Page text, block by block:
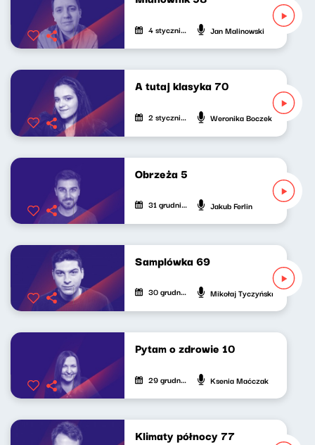
4 stycznia 2025 Jan Malinowski
A tutaj klasyka 70
2 stycznia 2025 Weronika Boczek
Obrzeża 5
31 grudnia 2024 Jakub Ferlin
Samplówka 69
30 grudnia 2024 Mikołaj Tyczyński
Pytam o zdrowie 10
29 grudnia 2024 Ksenia Maćczak
Klimaty północy 77